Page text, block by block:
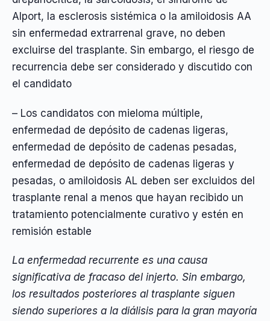
Alport, la esclerosis sistémica o la amiloidosis AA
sin enfermedad extrarrenal grave, no deben
excluirse del trasplante. Sin embargo, el riesgo de
recurrencia debe ser considerado y discutido con
el candidato
– Los candidatos con mieloma múltiple,
enfermedad de depósito de cadenas ligeras,
enfermedad de depósito de cadenas pesadas,
enfermedad de depósito de cadenas ligeras y
pesadas, o amiloidosis AL deben ser excluidos del
trasplante renal a menos que hayan recibido un
tratamiento potencialmente curativo y estén en
remisión estable
La enfermedad recurrente es una causa
significativa de fracaso del injerto. Sin embargo,
los resultados posteriores al trasplante siguen
siendo superiores a la diálisis para la gran mayoría